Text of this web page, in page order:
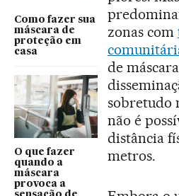
Como fazer sua
máscara de
proteção em
casa
O que fazer
quando a
máscara
provoca a
zonas com
de
sobretudo
não é
distância
metros.